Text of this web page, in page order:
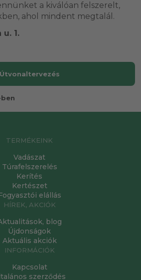
a kiválóan felszerelt,
ahol mindent megtalál.
u. 1.
Útvonaltervezés
TERMÉKEINK
Vadászat
Túrafelszerelés
Kerítés
Kertészet
elállás
HÍREK, AKCIÓK
blog
Újdonságok
Aktuális akciók
INFORMÁCIÓK
Kapcsolat
szerződés